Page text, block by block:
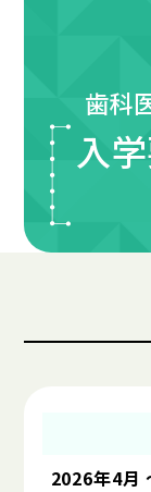
歯科
⼊
2026年4月